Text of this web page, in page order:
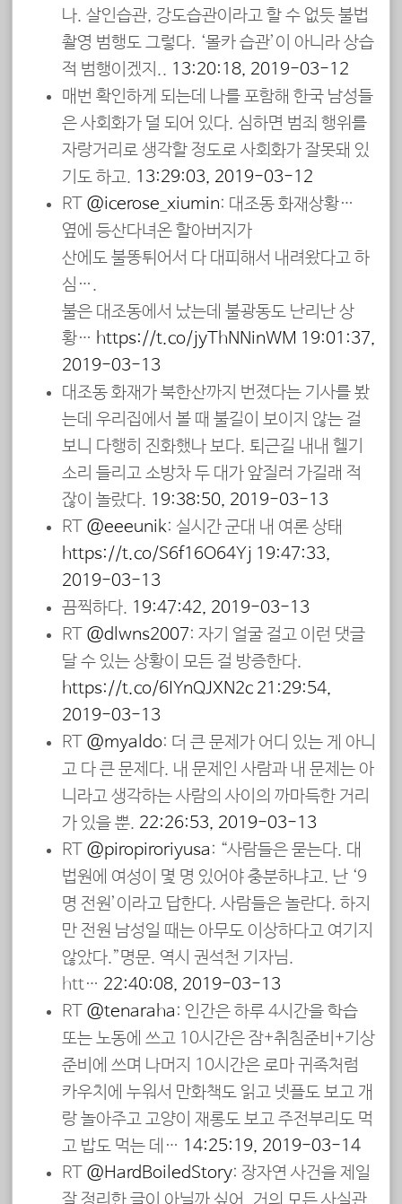
나. 살인습관, 강도습관이라고 할 수 없듯 불법
촬영 범행도 그렇다. ‘몰카 습관’이 아니라 상습
적 범행이겠지.. 13:20:18, 2019-03-12
매번 확인하게 되는데 나를 포함해 한국 남성들
은 사회화가 덜 되어 있다. 심하면 범죄 행위를
자랑거리로 생각할 정도로 사회화가 잘못돼 있
기도 하고. 13:29:03, 2019-03-12
RT @icerose_xiumin: 대조동 화재상황…
옆에 등산다녀온 할아버지가
산에도 불똥튀어서 다 대피해서 내려왔다고 하
심….
불은 대조동에서 났는데 불광동도 난리난 상
황… https://t.co/jyThNNinWM 19:01:37,
2019-03-13
대조동 화재가 북한산까지 번졌다는 기사를 봤
는데 우리집에서 볼 때 불길이 보이지 않는 걸
보니 다행히 진화했나 보다. 퇴근길 내내 헬기
소리 들리고 소방차 두 대가 앞질러 가길래 적
잖이 놀랐다. 19:38:50, 2019-03-13
RT @eeeunik: 실시간 군대 내 여론 상태
https://t.co/S6f16O64Yj 19:47:33,
2019-03-13
끔찍하다. 19:47:42, 2019-03-13
RT @dlwns2007: 자기 얼굴 걸고 이런 댓글
달 수 있는 상황이 모든 걸 방증한다.
https://t.co/6IYnQJXN2c 21:29:54,
2019-03-13
RT @myaldo: 더 큰 문제가 어디 있는 게 아니
고 다 큰 문제다. 내 문제인 사람과 내 문제는 아
니라고 생각하는 사람의 사이의 까마득한 거리
가 있을 뿐. 22:26:53, 2019-03-13
RT @piropiroriyusa: “사람들은 묻는다. 대
법원에 여성이 몇 명 있어야 충분하냐고. 난 ‘9
명 전원’이라고 답한다. 사람들은 놀란다. 하지
만 전원 남성일 때는 아무도 이상하다고 여기지
않았다.”명문. 역시 권석천 기자님.
htt… 22:40:08, 2019-03-13
RT @tenaraha: 인간은 하루 4시간을 학습
또는 노동에 쓰고 10시간은 잠+취침준비+기상
준비에 쓰며 나머지 10시간은 로마 귀족처럼
카우치에 누워서 만화책도 읽고 넷플도 보고 개
랑 놀아주고 고양이 재롱도 보고 주전부리도 먹
고 밥도 먹는 데… 14:25:19, 2019-03-14
RT @HardBoiledStory: 장자연 사건을 제일